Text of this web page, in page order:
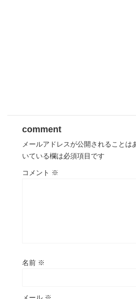
comment
メールアドレスが公開されることは
いている欄は必須項目です
コメント ※
名前 ※
メール ※